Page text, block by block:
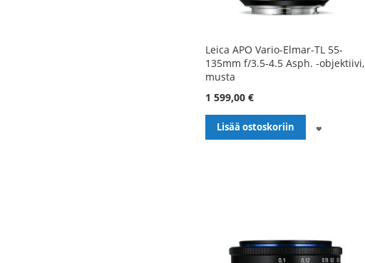
Leica APO Vario-Elmar-TL 55-
135mm f/3.5-4.5 Asph. -objektiivi,
musta
1 599,00 €
Lisää ostoskoriin